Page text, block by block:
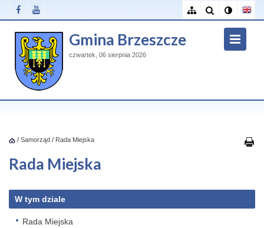
Gmina Brzeszcze
czwartek, 06 sierpnia 2026
/ Samorząd / Rada Miejska
Rada Miejska
W tym dziale
Rada Miejska